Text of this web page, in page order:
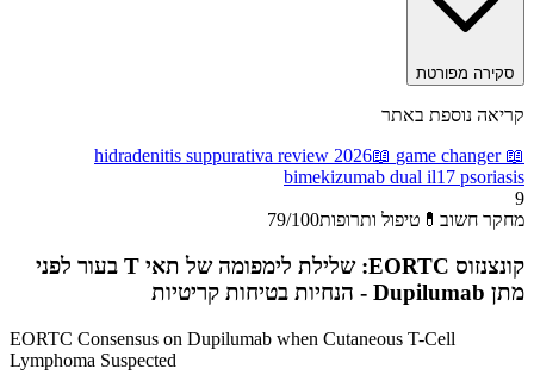
סקירה מפורטת
קריאה נוספת באתר
📖
hidradenitis suppurativa review 2026📖 game changer
bimekizumab dual il17 psoriasis
9
מחקר חשוב 💊 טיפול ותרופות 79/100
קונצנזוס EORTC: שלילת לימפומה של תאי T בעור לפני
מתן Dupilumab - הנחיות בטיחות קריטיות
EORTC Consensus on Dupilumab when Cutaneous T-Cell
Lymphoma Suspected